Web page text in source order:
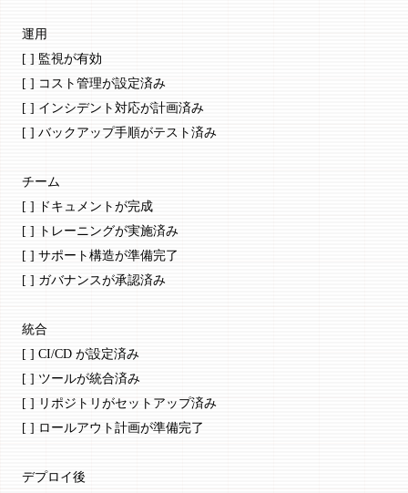
運用
[ ] 監視が有効
[ ] コスト管理が設定済み
[ ] インシデント対応が計画済み
[ ] バックアップ手順がテスト済み
チーム
[ ] ドキュメントが完成
[ ] トレーニングが実施済み
[ ] サポート構造が準備完了
[ ] ガバナンスが承認済み
統合
[ ] CI/CD が設定済み
[ ] ツールが統合済み
[ ] リポジトリがセットアップ済み
[ ] ロールアウト計画が準備完了
デプロイ後